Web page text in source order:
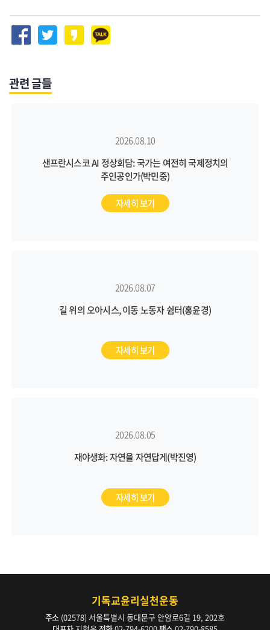
관련 글들
2026.08.10
샌프란시스코 AI 정상회담: 국가는 여전히 국제정치의
주인공인가(박민중)
자세히 보기
2026.08.07
길 위의 오아시스, 이동 노동자 쉼터(홍윤경)
자세히 보기
2026.08.05
재야생화: 자연을 자연답게(박진영)
자세히 보기
기독교윤리실천운동
주소 (02578) 서울특별시 동대문구 안암로6길 19, 202호